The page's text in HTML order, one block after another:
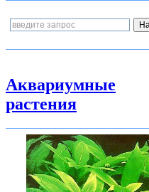
Аквариумные
растения